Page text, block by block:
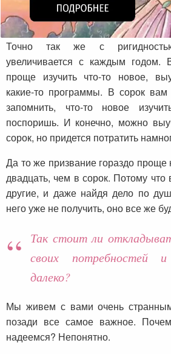
Точно так же с
увеличивается с каждым годом.
проще изучить что-то новое,
какие-то программы. В сорок
запомнить, что-то новое
поспоришь. И конечно, можно
сорок, но придется потратить
Да то же призвание гораздо проще
двадцать, чем в сорок. Потому что
другие, и даже найдя дело по
него уже не получить, оно все же
Так стоит ли
своих потребностей
далеко?
Мы живем с вами очень
позади все самое важное.
надеемся? Непонятно.